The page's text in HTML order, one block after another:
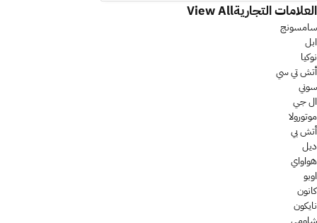
العلامات التجاريةView All
سامسونج
ابل
نوكيا
أتش تي سي
سوني
ال جي
موتورولا
أتش بي
ديل
هواواي
اوبو
كانون
نايكون